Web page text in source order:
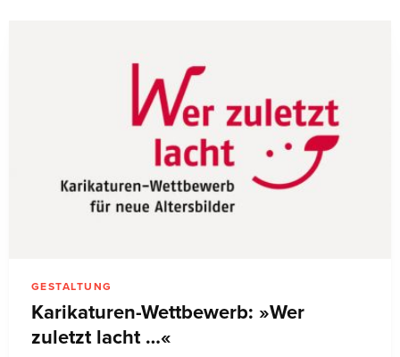
GESTALTUNG
Karikaturen-Wettbewerb: »Wer
zuletzt lacht …«